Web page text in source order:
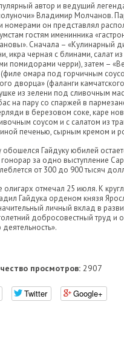
автор и ведущий
Владимир Молчанов.
номерами он представлял
гостям именинника
Сначала – «Кулинарный
икра черная с блинами, салат
помидорами черри), затем –
омара под горчичным
дворца» (фаланги
из зелени под сливочным
на пару со спаржей в
в березовом соке, каре
соусом и с салатом из
печенью, сырным кремом и
обошелся Гайдуку юбилей
гонорар за одно выступление
от 300 до 900 тысяч
олигарх отмечал 25 июля. К
Гайдука орденом князя
личный вклад в
добросовестный труд и
просмотров: 2907
Twitter Google+